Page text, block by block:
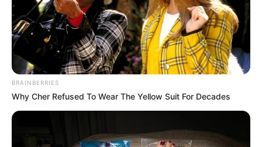
BRAINBERRIES
Why Cher Refused To Wear The Yellow Suit For Decades